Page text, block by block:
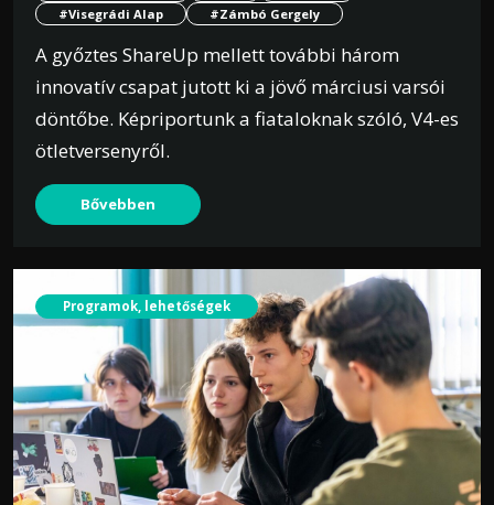
#Visegrádi Alap
#Zámbó Gergely
A győztes ShareUp mellett további három
innovatív csapat jutott ki a jövő márciusi varsói
döntőbe. Képriportunk a fiataloknak szóló, V4-es
ötletversenyről.
Bővebben
Programok, lehetőségek